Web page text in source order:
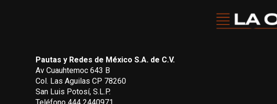
Pautas y Redes de México S.A. de C.V.
Av Cuauhtemoc 643 B
Col. Las Aguilas CP 78260
San Luis Potosí, S.L.P.